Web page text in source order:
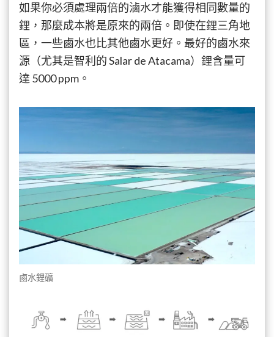
如果你必須處理兩倍的滷水才能獲得相同數量的
鋰，那麼成本將是原來的兩倍。即使在鋰三角地
區，一些鹵水也比其他鹵水更好。最好的鹵水來
源（尤其是智利的 Salar de Atacama）鋰含量可
達 5000 ppm。
鹵水鋰礦